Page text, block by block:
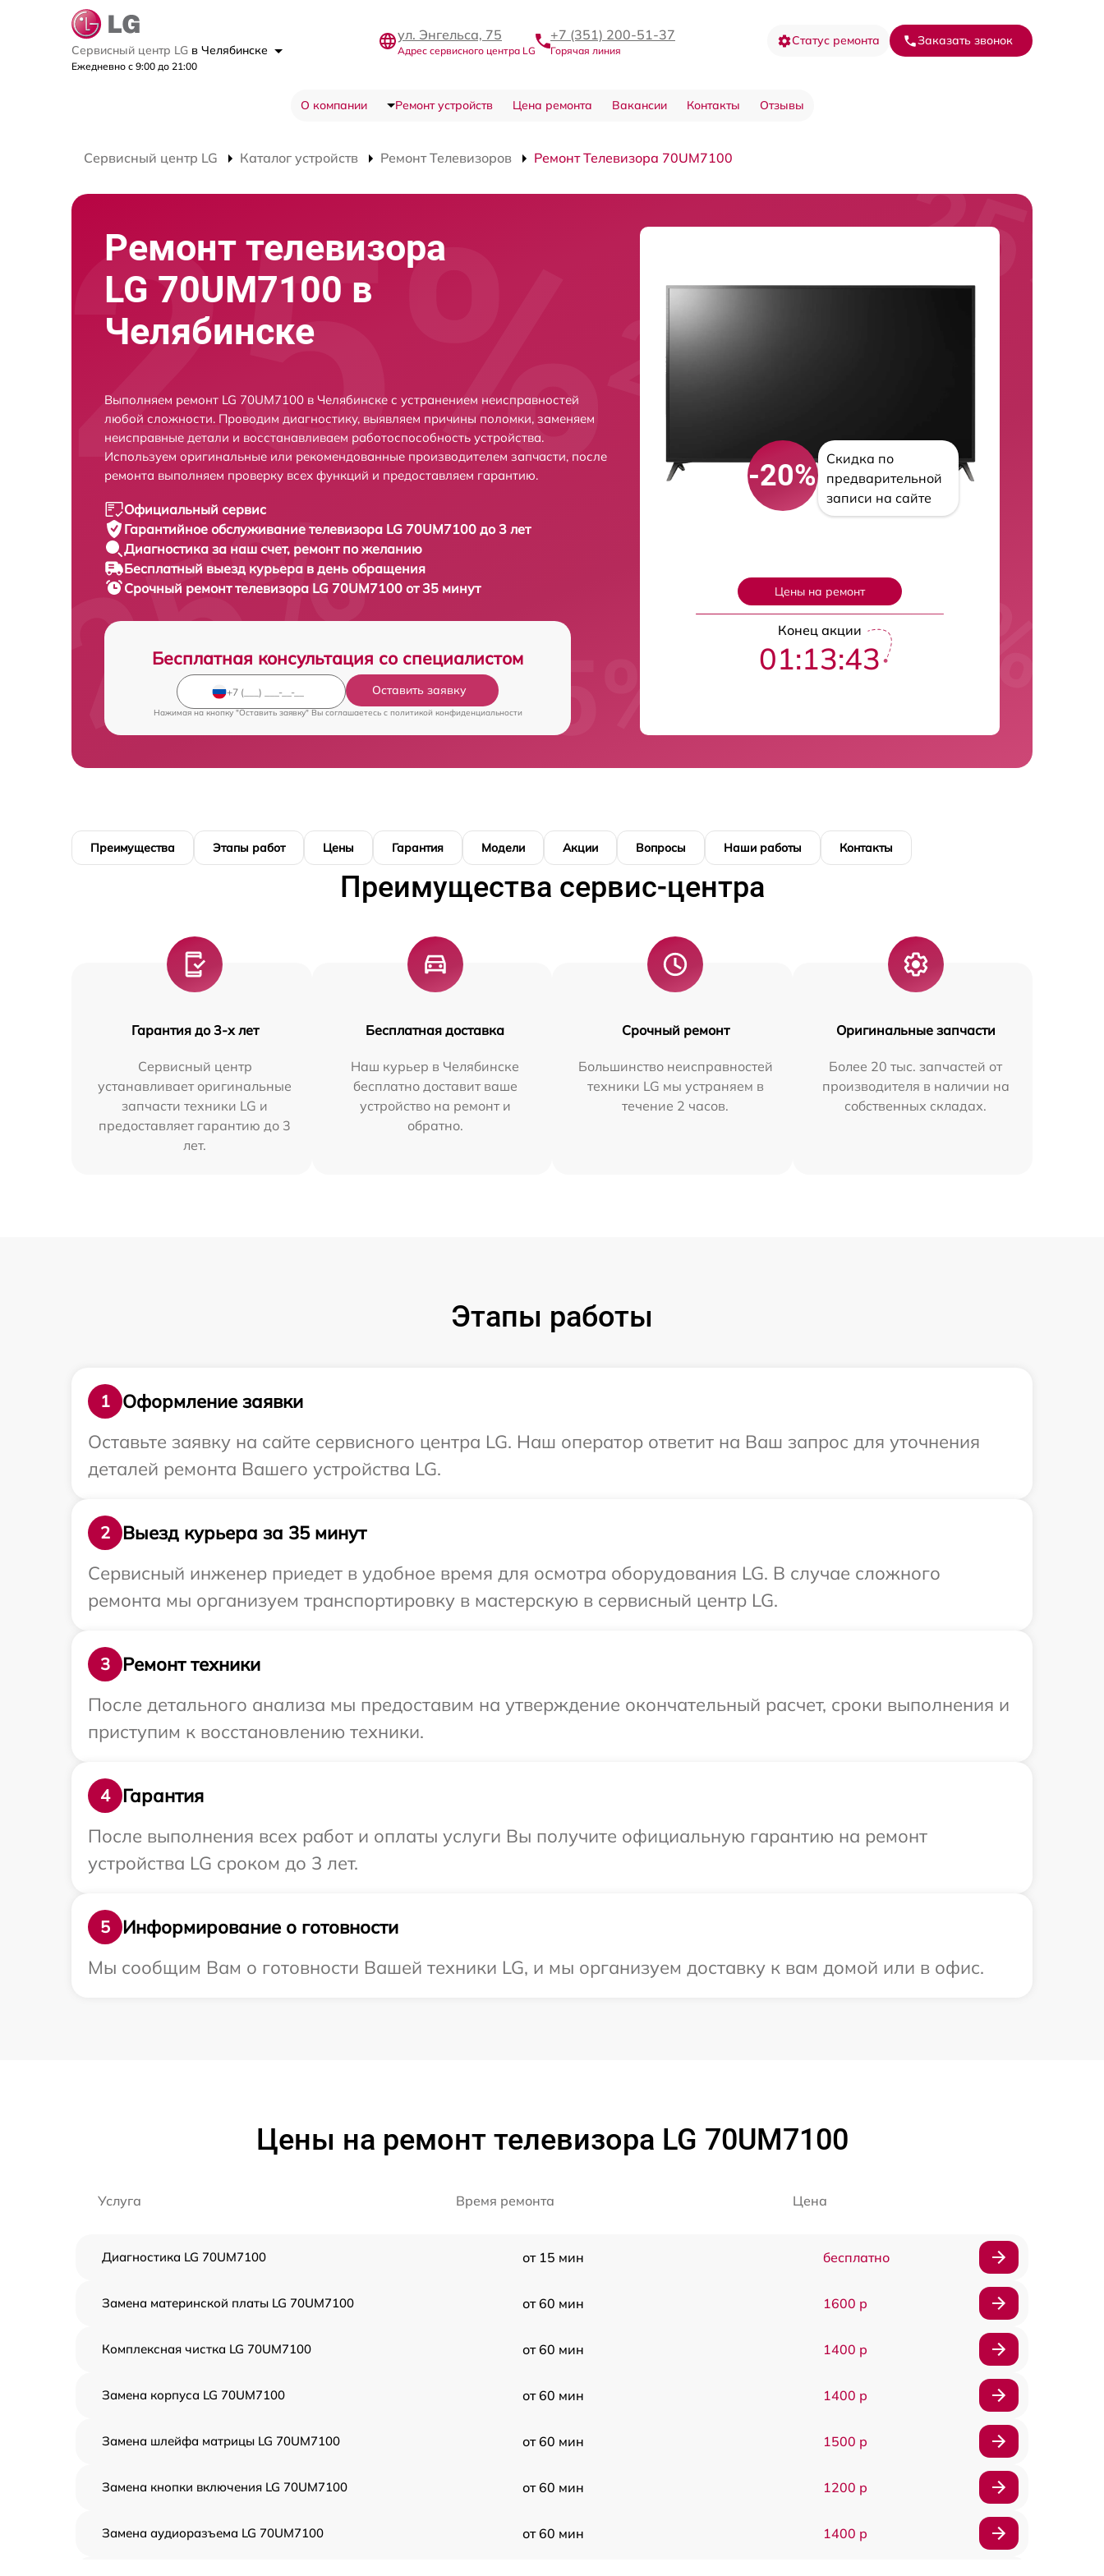
Сервисный центр LG в Челябинске
Ежедневно с 9:00 до 21:00
ул. Энгельса, 75
Адрес сервисного центра LG
+7 (351) 200-51-37
Горячая линия
Статус ремонта Заказать звонок
О компании Ремонт устройств Цена ремонта Вакансии Контакты Отзывы
Сервисный центр LG Каталог устройств Ремонт Телевизоров Ремонт Телевизора 70UM7100
Ремонт телевизора
LG 70UM7100 в
Челябинске
Выполняем ремонт LG 70UM7100 в Челябинске с устранением неисправностей
любой сложности. Проводим диагностику, выявляем причины поломки, заменяем
неисправные детали и восстанавливаем работоспособность устройства.
Используем оригинальные или рекомендованные производителем запчасти, после
ремонта выполняем проверку всех функций и предоставляем гарантию.
Официальный сервис
Гарантийное обслуживание телевизора LG 70UM7100 до 3 лет
Диагностика за наш счет, ремонт по желанию
Бесплатный выезд курьера в день обращения
Срочный ремонттелевизора LG 70UM7100 от 35 минут
Бесплатная консультация со специалистом
Оставить заявку
Нажимая на кнопку "Оставить заявку" Вы соглашаетесь c политикой конфиденциальности
-20%
Скидка по
предварительной
записи на сайте
Цены на ремонт
Конец акции
01:13:42
Преимущества Этапы работ Цены Гарантия Модели Акции Вопросы Наши работы Контакты
Преимущества сервис-центра
Гарантия до 3-х лет
Сервисный центр
устанавливает оригинальные
запчасти техники LG и
предоставляет гарантию до 3
лет.
Бесплатная доставка
Наш курьер в Челябинске
бесплатно доставит ваше
устройство на ремонт и
обратно.
Срочный ремонт
Большинство неисправностей
техники LG мы устраняем в
течение 2 часов.
Оригинальные запчасти
Более 20 тыс. запчастей от
производителя в наличии на
собственных складах.
Этапы работы
1
Оформление заявки
Оставьте заявку на сайте сервисного центра LG. Наш оператор ответит на Ваш запрос для уточнения
деталей ремонта Вашего устройства LG.
2
Выезд курьера за 35 минут
Сервисный инженер приедет в удобное время для осмотра оборудования LG. В случае сложного
ремонта мы организуем транспортировку в мастерскую в сервисный центр LG.
3
Ремонт техники
После детального анализа мы предоставим на утверждение окончательный расчет, сроки выполнения и
приступим к восстановлению техники.
4
Гарантия
После выполнения всех работ и оплаты услуги Вы получите официальную гарантию на ремонт
устройства LG сроком до 3 лет.
5
Информирование о готовности
Мы сообщим Вам о готовности Вашей техники LG, и мы организуем доставку к вам домой или в офис.
Цены на ремонт телевизора LG 70UM7100
Услуга Время ремонта Цена
Диагностика LG 70UM7100 от 15 мин бесплатно
Замена материнской платы LG 70UM7100 от 60 мин 1600 р
Комплексная чистка LG 70UM7100 от 60 мин 1400 р
Замена корпуса LG 70UM7100 от 60 мин 1400 р
Замена шлейфа матрицы LG 70UM7100 от 60 мин 1500 р
Замена кнопки включения LG 70UM7100 от 60 мин 1200 р
Замена аудиоразъема LG 70UM7100 от 60 мин 1400 р